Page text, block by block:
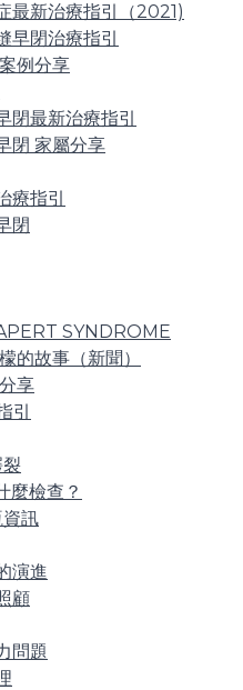
最新治療指引（2021)
早閉治療指引
例分享
閉最新治療指引
閉 家屬分享
療指引
閉
SYNDROME
的故事（新聞）
享
引
麼檢查？
訊
演進
顧
問題